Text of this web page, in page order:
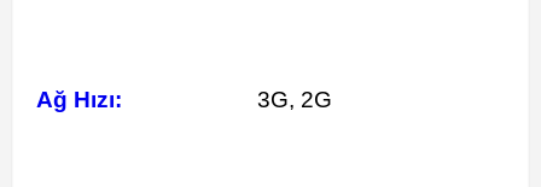
Ağ Hızı: 3G, 2G